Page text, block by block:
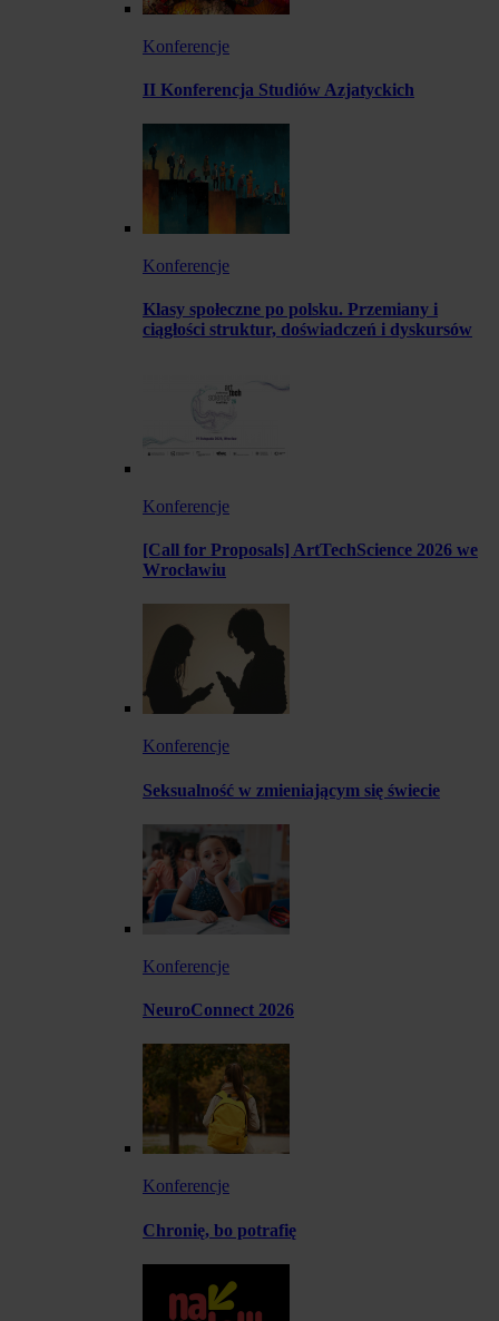
Konferencje
II Konferencja Studiów Azjatyckich
Konferencje
Klasy społeczne po polsku. Przemiany i
ciągłości struktur, doświadczeń i dyskursów
Konferencje
[Call for Proposals] ArtTechScience 2026 we
Wrocławiu
Konferencje
Seksualność w zmieniającym się świecie
Konferencje
NeuroConnect 2026
Konferencje
Chronię, bo potrafię